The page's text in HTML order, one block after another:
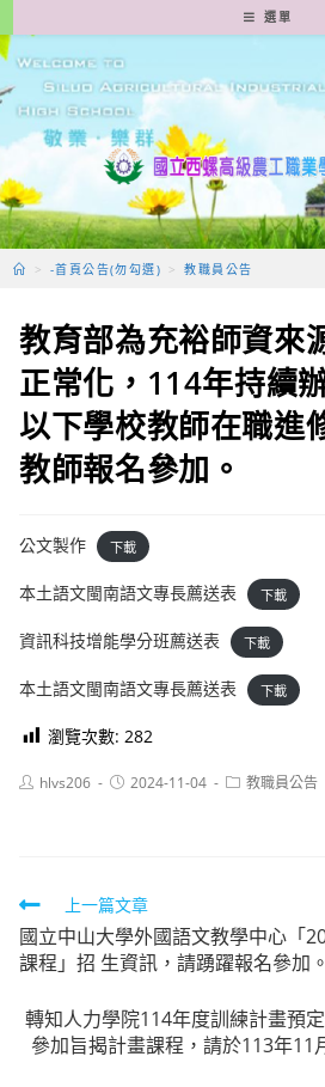
轉
至
要
容
選單
> -首頁公告(勿勾選) > 教職員公告
教育部為充裕師資來
正常化，114年持續
以下學校教師在職進
教師報名參加。
公文製作 下載
本土語文閩南語文專長薦送表 下載
資訊科技增能學分班薦送表 下載
本土語文閩南語文專長薦送表 下載
瀏覽次數: 282
Posthlvs206
Post2024-11-04
Post教職員公告
Read
more
articles
上一篇文章
國立中山大學外國語文教學中心「
課程」招 生資訊，請踴躍報名參加。
轉知人力學院114年度訓練計畫預
參加旨揭計畫課程，請於113年11